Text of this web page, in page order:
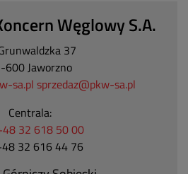
Węglowy S.A.
37
600 Jaworzno
sa.pl sprzedaz@pkw-sa.pl
Centrala:
32 618 50 00
32 616 44 76